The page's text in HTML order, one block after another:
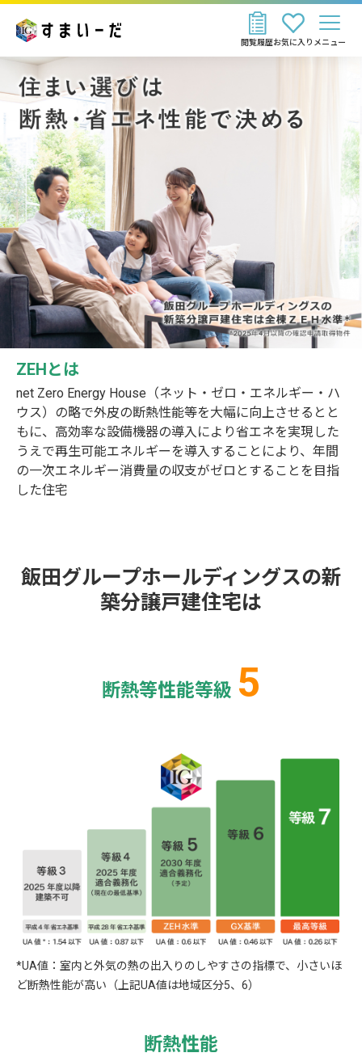
お気に入り
閲覧履歴 メニュー
飯田グループホールディングスの新築分譲戸建住宅は全棟
ZEHとは
net Zero Energy House（ネット・ゼロ・エネルギー・ハ
ウス）の略で外皮の断熱性能等を大幅に向上させるとと
もに、高効率な設備機器の導入により省エネを実現した
うえで再生可能エネルギーを導入することにより、年間
の一次エネルギー消費量の収支がゼロとすることを目指
した住宅
飯田グループホールディングスの新
築分譲戸建住宅は
断熱等性能等級 5
*UA値：室内と外気の熱の出入りのしやすさの指標で、小さいほ
ど断熱性能が高い（上記UA値は地域区分5、6）
断熱性能